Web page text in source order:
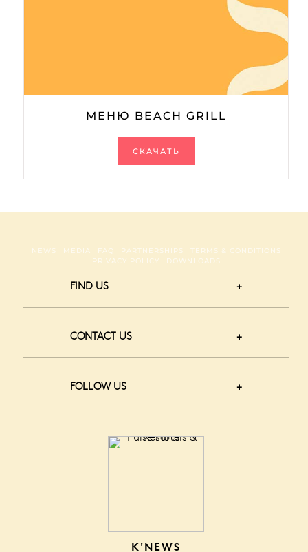
МЕНЮ BEACH GRILL
СКАЧАТЬ
NEWS MEDIA FAQ PARTNERSHIPS
TERMS & CONDITIONS
PRIVACY POLICY
DOWNLOADS
FIND US
CONTACT US
FOLLOW US
K'NEWS